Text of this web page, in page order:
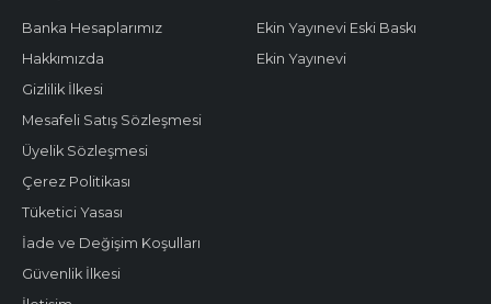
Banka Hesaplarımız
Hakkımızda
Gizlilik İlkesi
Mesafeli Satış Sözleşmesi
Üyelik Sözleşmesi
Çerez Politikası
Tüketici Yasası
İade ve Değişim Koşulları
Güvenlik İlkesi
Ekin Yayınevi Eski Baskı
Ekin Yayınevi